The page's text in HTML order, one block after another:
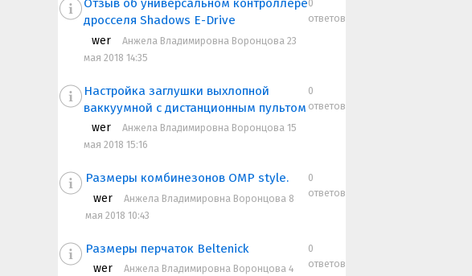
Отзыв об универсальном контроллере
дросселя Shadows E-Drive
wer
Анжела Владимировна Воронцова 23
мая 2018 14:35
0
ответов
Настройка заглушки выхлопной
ваккуумной с дистанционным пультом
wer
Анжела Владимировна Воронцова 15
мая 2018 15:16
0
ответов
Размеры комбинезонов OMP style.
wer
Анжела Владимировна Воронцова 8
мая 2018 10:43
0
ответов
Размеры перчаток Beltenick
wer
Анжела Владимировна Воронцова 4
0
ответов